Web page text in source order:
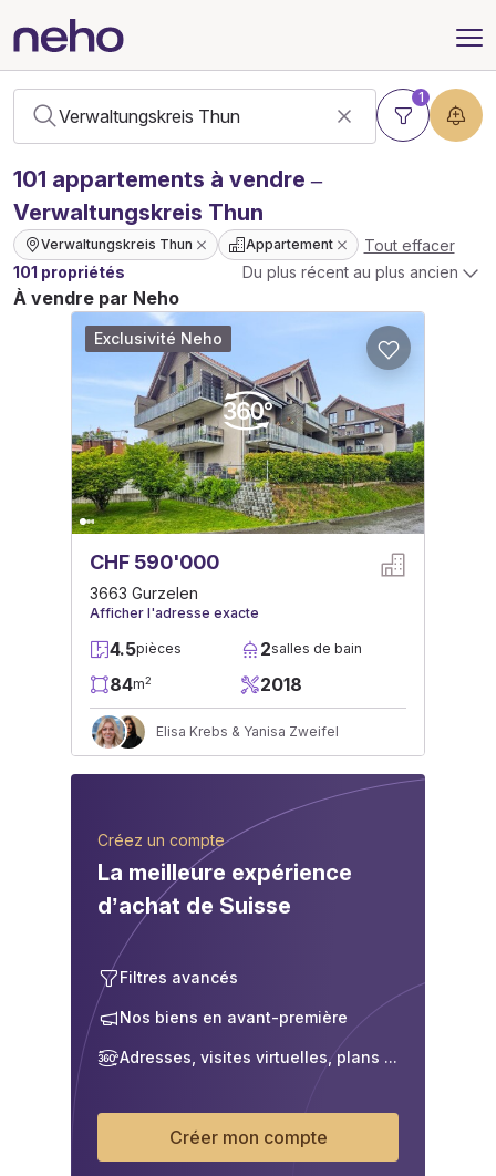
1
101 appartements à vendre –
Verwaltungskreis Thun
Verwaltungskreis Thun Appartement
Tout effacer
101 propriétés
Du plus récent au plus ancien
À vendre par Neho
CHF 590'000
3663 Gurzelen
Afficher l'adresse exacte
4.5pièces 2salles de bain
84m2 2018
Elisa Krebs & Yanisa Zweifel
Exclusivité Neho
Créez un compte
La meilleure expérience
d’achat de Suisse
Filtres avancés
Nos biens en avant-première
Adresses, visites virtuelles, plans ...
Créer mon compte